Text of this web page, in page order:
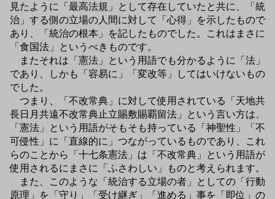
見たように「最高法規」として存在していたと共に、「統
治」する側の立場の人間に対して「心得」を示したもので
あり、「統治の根本」を記したものでした。これはまさに
「食国法」というべきものです。
またそれは「憲法」という用語でも分かるように「法」
であり、しかも「容易に」「変改等」してはいけないもの
でした。
つまり、「不改常典」に対して使用されている「天地共
長日月共遠不改常典止立賜敷賜覇留法」という言い方は、
「憲法」という用語がそもそも持っている「神聖性」「不
可侵性」に「直線的に」つながっているものであり、これ
らのことから「十七条憲法」は「不改常典」という用語が
使用されるにまさに「ふさわしい」ものと考えられます。
また、このような「統治する立場の者」としての「行動
原理」を「守り」「受け継ぎ」「進める」事を「即位」の